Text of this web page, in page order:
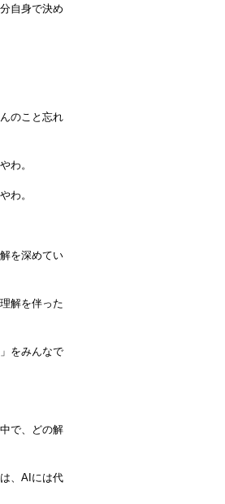
自身で決め
のこと忘れ
わ。
わ。
を深めてい
解を伴った
をみんなで
で、どの解
、AIには代